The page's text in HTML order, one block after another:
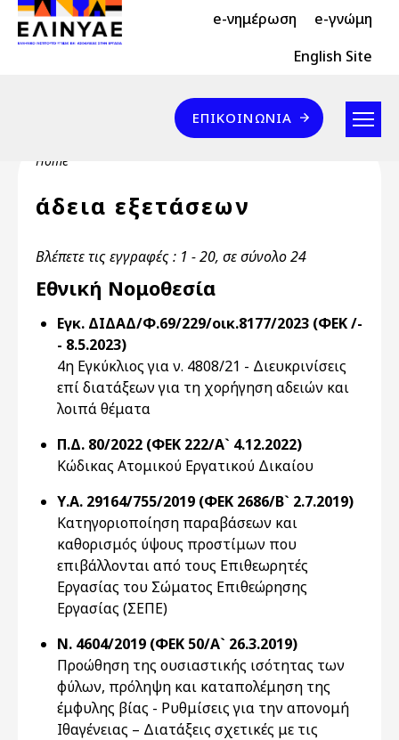
Skip to main content
Header Top 2 e-νημέρωση e-γνώμη
Header Top English Site
Επικοινωνία
ΕΠΙΚΟΙΝΩΝΊΑ
Breadcrumb
Home
άδεια εξετάσεων
Βλέπετε τις εγγραφές : 1 - 20, σε σύνολο 24
Εθνική Νομοθεσία
Εγκ. ΔΙΔΑΔ/Φ.69/229/οικ.8177/2023 (ΦΕΚ /-
- 8.5.2023)
4η Εγκύκλιος για ν. 4808/21 - Διευκρινίσεις
επί διατάξεων για τη χορήγηση αδειών και
λοιπά θέματα
Π.Δ. 80/2022 (ΦΕΚ 222/Α` 4.12.2022)
Κώδικας Ατομικού Εργατικού Δικαίου
Υ.Α. 29164/755/2019 (ΦΕΚ 2686/Β` 2.7.2019)
Κατηγοριοποίηση παραβάσεων και
καθορισμός ύψους προστίμων που
επιβάλλονται από τους Επιθεωρητές
Εργασίας του Σώματος Επιθεώρησης
Εργασίας (ΣΕΠΕ)
Ν. 4604/2019 (ΦΕΚ 50/Α` 26.3.2019)
Προώθηση της ουσιαστικής ισότητας των
φύλων, πρόληψη και καταπολέμηση της
έμφυλης βίας - Ρυθμίσεις για την απονομή
Ιθαγένειας – Διατάξεις σχετικές με τις